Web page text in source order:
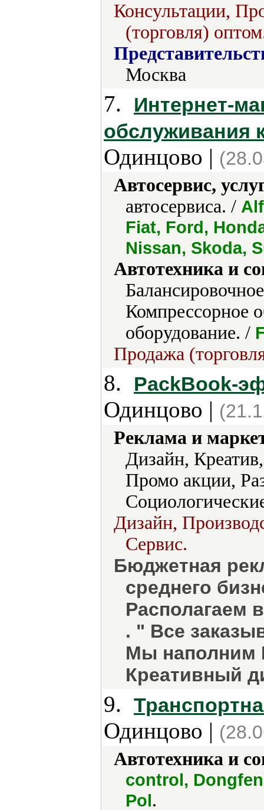
Консультации,
(торговля)
Москва
7.
Интернет-
обслуживания
Одинцово |
Автосервис,
автосервиса. /
Fiat, Ford,
Nissan, Skoda,
Автотехника и
Компрессорное
оборудование. /
Продажа
8. PackBook-
Одинцово |
Реклама и
Дизайн,
Промо акции,
Дизайн,
Сервис.
Бюджетная
среднего
Располагаем
. " Все
Мы наполним
Креативный
9.
Одинцово |
Автотехника и
control,
Pol.